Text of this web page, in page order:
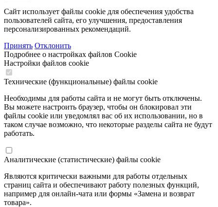
Сайт использует файлы cookie для обеспечения удобства
пользователей сайта, его улучшения, предоставления
персонализированных рекомендаций.
Принять Отклонить
Подробнее о настройках файлов Cookie
Настройки файлов cookie
Технические (функциональные) файлы cookie
Необходимы для работы сайта и не могут быть отключены.
Вы можете настроить браузер, чтобы он блокировал эти
файлы cookie или уведомлял вас об их использовании, но в
таком случае возможно, что некоторые разделы сайта не будут
работать.
Аналитические (статистические) файлы cookie
Являются критически важными для работы отдельных
страниц сайта и обеспечивают работу полезных функций,
например для онлайн-чата или формы «Замена и возврат
товара».